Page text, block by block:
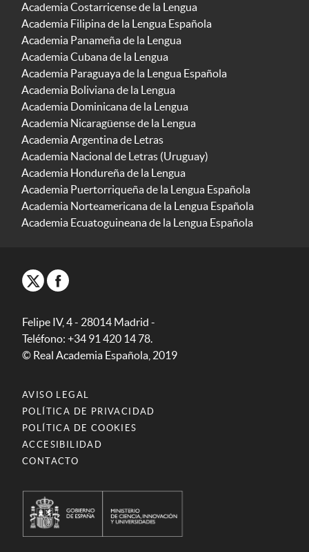
Academia Costarricense de la Lengua
Academia Filipina de la Lengua Española
Academia Panameña de la Lengua
Academia Cubana de la Lengua
Academia Paraguaya de la Lengua Española
Academia Boliviana de la Lengua
Academia Dominicana de la Lengua
Academia Nicaragüense de la Lengua
Academia Argentina de Letras
Academia Nacional de Letras (Uruguay)
Academia Hondureña de la Lengua
Academia Puertorriqueña de la Lengua Española
Academia Norteamericana de la Lengua Española
Academia Ecuatoguineana de la Lengua Española
Felipe IV, 4 - 28014 Madrid -
Teléfono: +34 91 420 14 78.
© Real Academia Española, 2019
AVISO LEGAL
POLÍTICA DE PRIVACIDAD
POLÍTICA DE COOKIES
ACCESIBILIDAD
CONTACTO